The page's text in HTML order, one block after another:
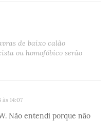
de baixo calão
ou homofóbico serão
14:07
Não entendi porque não